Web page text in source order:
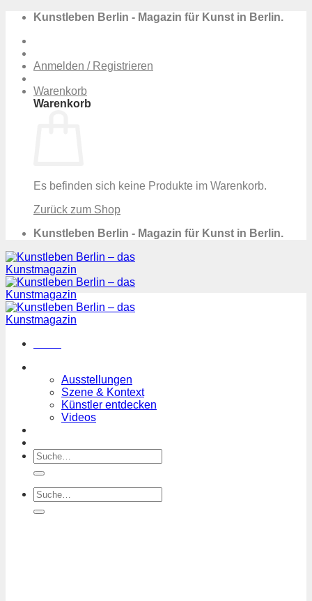
Zum
springen
Kunstleben Berlin - Magazin für Kunst in Berlin.
Anmelden / Registrieren
Warenkorb
Warenkorb
Es befinden sich keine Produkte im Warenkorb.
Zurück zum Shop
Kunstleben Berlin - Magazin für Kunst in Berlin.
Ausstellungen
Szene & Kontext
Künstler entdecken
Videos
Suchen
nach:
Suchen
nach: